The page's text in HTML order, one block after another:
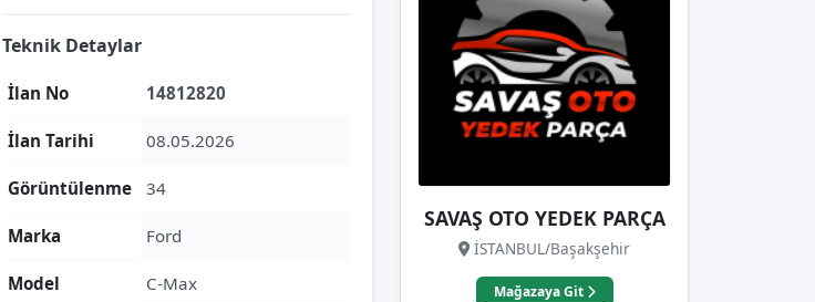
Teknik Detaylar
İlan No 14812820
İlan Tarihi 08.05.2026
Görüntülenme 34
Marka Ford
Model C-Max
SAVAŞ OTO YEDEK PARÇA
İSTANBUL/Başakşehir
Mağazaya Git